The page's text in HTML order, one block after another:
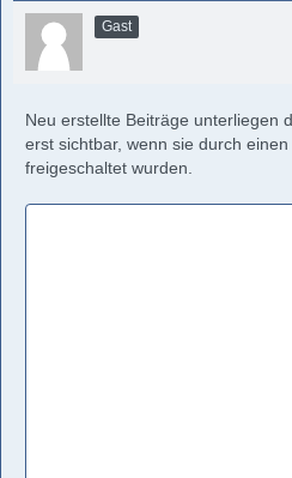
Gast
Neu erstellte Beiträge unterliegen
erst sichtbar, wenn sie durch
freigeschaltet wurden.